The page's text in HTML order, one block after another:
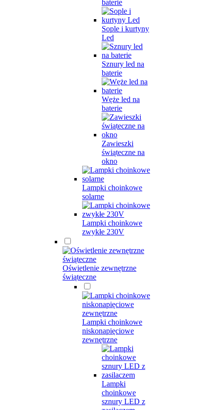
baterie
Sople i kurtyny
Led
Sznury led na
baterie
Węże led na
baterie
Zawieszki
świąteczne na
okno
Lampki choinkowe
solarne
Lampki choinkowe
zwykłe 230V
Oświetlenie zewnętrzne
świąteczne
Lampki choinkowe
niskonapięciowe
zewnętrzne
Lampki
choinkowe
sznury LED z